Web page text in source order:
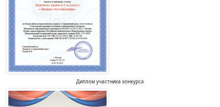
Диплом участника конкурса